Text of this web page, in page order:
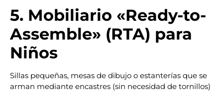
5. Mobiliario «Ready-to-
Assemble» (RTA) para
Niños
Sillas pequeñas, mesas de dibujo o estanterías que se
arman mediante encastres (sin necesidad de tornillos)